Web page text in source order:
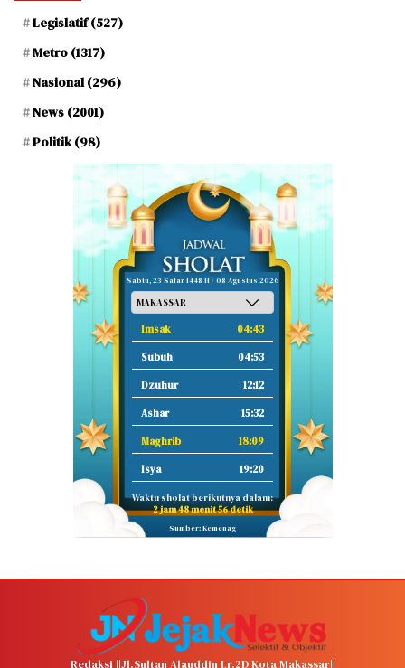
Legislatif(527)
Metro (1317)
Nasional(296)
News (2001)
Politik(98)
Sabtu, 23 Safar 1448 H / 08 Agustus 2026
Imsak 04:43
Subuh 04:53
Dzuhur 12:12
Ashar 15:32
Maghrib 18:09
Isya 19:20
Waktu sholat berikutnya dalam:
2 jam 48 menit 56 detik
Sumber: Kemenag
Redaksi ||Jl.Sultan Alauddin Lr.2D Kota Makassar||